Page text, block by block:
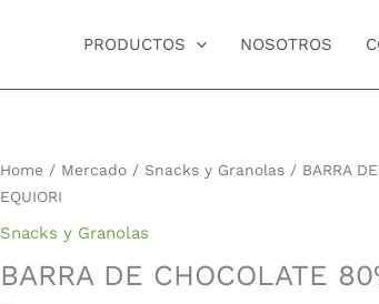
PRODUCTOS NOSOTROS
Home / Mercado / Snacks y Granolas / BARRA
EQUIORI
Snacks y Granolas
BARRA DE CHOCOLATE